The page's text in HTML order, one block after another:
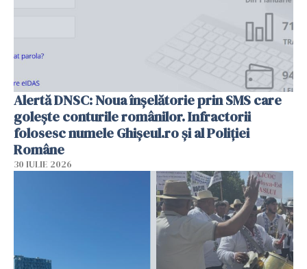
Alertă DNSC: Noua înșelătorie prin SMS care
golește conturile românilor. Infractorii
folosesc numele Ghișeul.ro și al Poliției
Române
30 IULIE 2026